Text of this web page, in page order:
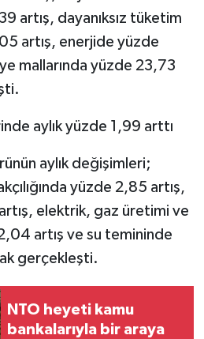
artış, dayanıksız tüketim
artış, enerjide yüzde
mallarında yüzde 23,73
aylık yüzde 1,99 arttı
aylık değişimleri;
yüzde 2,85 artış,
elektrik, gaz üretimi ve
artış ve su temininde
gerçekleşti.
NTO heyeti kamu
bankalarıyla bir araya